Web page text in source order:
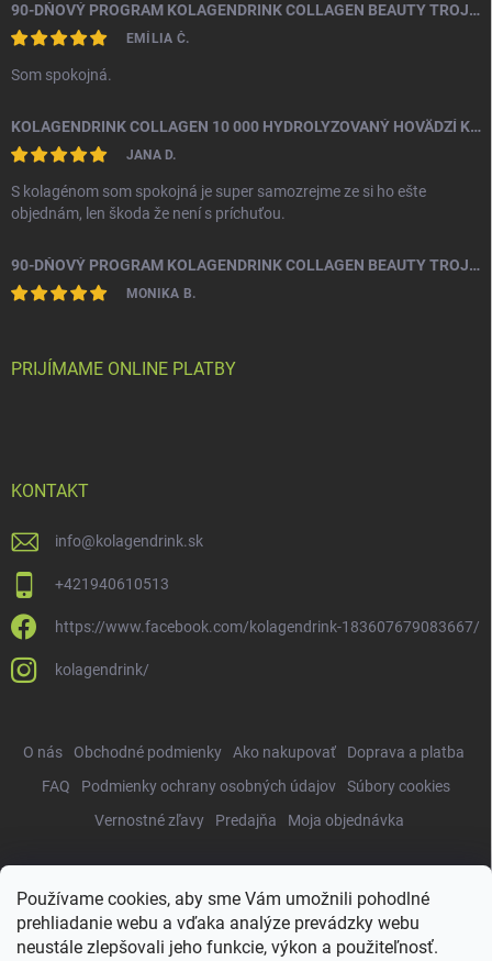
Používame cookies, aby sme Vám umožnili pohodlné
prehliadanie webu a vďaka analýze prevádzky webu
neustále zlepšovali jeho funkcie, výkon a použiteľnosť.
90-DŇOVÝ PROGRAM KOLAGENDRINK COLLAGEN BEAUTY TROJZLOŽKOVÝ (TYP 1, 2 & 3) RYBÍ HYDROLYZOVANÝ KOLAGÉN 3 X 330 G
EMÍLIA Č.
Som spokojná.
KOLAGENDRINK COLLAGEN 10 000 HYDROLYZOVANÝ HOVÄDZÍ KOLAGÉN 300 G
JANA D.
S kolagénom som spokojná je super samozrejme ze si ho ešte
objednám, len škoda že není s príchuťou.
90-DŇOVÝ PROGRAM KOLAGENDRINK COLLAGEN BEAUTY TROJZLOŽKOVÝ (TYP 1, 2 & 3) RYBÍ HYDROLYZOVANÝ KOLAGÉN 3 X 330 G
MONIKA B.
PRIJÍMAME ONLINE PLATBY
KONTAKT
info@kolagendrink.sk
+421940610513
https://www.facebook.com/kolagendrink-183607679083667/
kolagendrink/
O nás Obchodné podmienky Ako nakupovať
Doprava a platba
FAQ
Podmienky ochrany osobných údajov
Súbory cookies
Vernostné zľavy
Predajňa Moja objednávka
Vytvoril Shoptet
Copyright 2026KolagenDrink.sk . Všetky práva vyhradené.Upraviť
nastavenie cookies